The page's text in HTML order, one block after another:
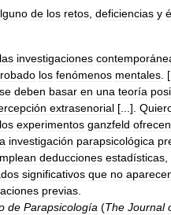
de los retos, deficiencias y
las investigaciones
los fenómenos mentales.
se deben basar en una teoría
extrasenorial [...].
los experimentos ganzfeld ofrecen
investigación parapsicológica
deducciones estadísticas,
significativos que no
previas.
de Parapsicología (The Journal